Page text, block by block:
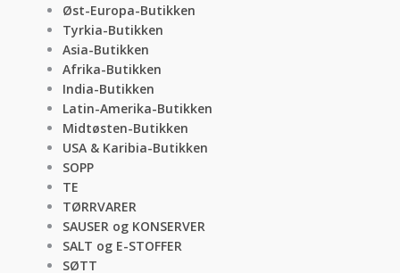
Øst-Europa-Butikken
Tyrkia-Butikken
Asia-Butikken
Afrika-Butikken
India-Butikken
Latin-Amerika-Butikken
Midtøsten-Butikken
USA & Karibia-Butikken
SOPP
TE
TØRRVARER
SAUSER og KONSERVER
SALT og E-STOFFER
SØTT